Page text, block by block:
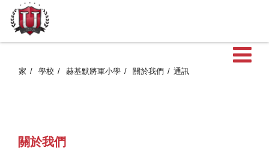
家 學校 赫基默將軍小學 關於我們 通訊
關於我們